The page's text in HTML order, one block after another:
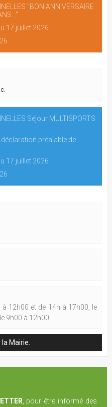
"BON ANNIVERSAIRE
17 juillet 2026
Séjour MULTISPORTS
préalable de
17 juillet 2026
12h00 et de 14h à 17h00, le
9h00 à 12h00.
Mairie.
, pour être informé des